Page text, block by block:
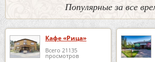
Популярные за все
Кафе «Рица»
Всего 21135
просмотров